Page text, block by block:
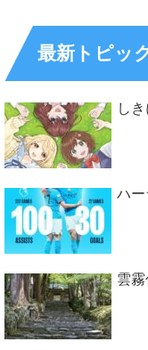
最新トピッ
し
ハー
雲